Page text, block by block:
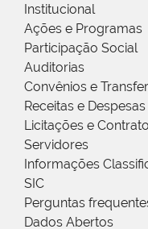
Institucional
Ações e Programas
Participação Social
Auditorias
Convênios e
Receitas e Despesas
Licitações e
Servidores
Informações
SIC
Perguntas
Dados Abertos